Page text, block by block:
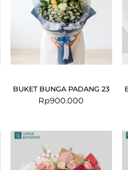
BUKET BUNGA PADANG 23
Rp900.000